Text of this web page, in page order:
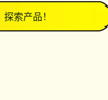
探索产品！